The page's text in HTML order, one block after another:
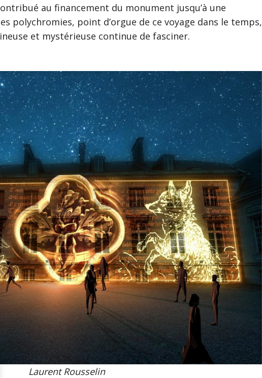
au financement du monument jusqu’à une
polychromies, point d’orgue de ce voyage dans le temps,
et mystérieuse continue de fasciner.
Laurent Rousselin